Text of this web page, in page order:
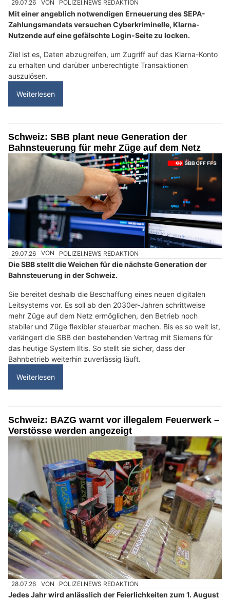
29.07.26 VON POLIZEI.NEWS REDAKTION
Mit einer angeblich notwendigen Erneuerung des SEPA-
Zahlungsmandats versuchen Cyberkriminelle, Klarna-
Nutzende auf eine gefälschte Login-Seite zu locken.
Ziel ist es, Daten abzugreifen, um Zugriff auf das Klarna-Konto
zu erhalten und darüber unberechtigte Transaktionen
auszulösen.
Weiterlesen
Schweiz: SBB plant neue Generation der
Bahnsteuerung für mehr Züge auf dem Netz
29.07.26 VON POLIZEI.NEWS REDAKTION
Die SBB stellt die Weichen für die nächste Generation der
Bahnsteuerung in der Schweiz.
Sie bereitet deshalb die Beschaffung eines neuen digitalen
Leitsystems vor. Es soll ab den 2030er-Jahren schrittweise
mehr Züge auf dem Netz ermöglichen, den Betrieb noch
stabiler und Züge flexibler steuerbar machen. Bis es so weit ist,
verlängert die SBB den bestehenden Vertrag mit Siemens für
das heutige System Iltis. So stellt sie sicher, dass der
Bahnbetrieb weiterhin zuverlässig läuft.
Weiterlesen
Schweiz: BAZG warnt vor illegalem Feuerwerk –
Verstösse werden angezeigt
28.07.26 VON POLIZEI.NEWS REDAKTION
Jedes Jahr wird anlässlich der Feierlichkeiten zum 1. August